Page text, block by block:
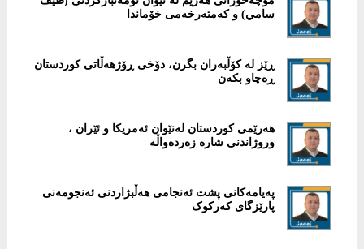
سامي) و کەمتەرخەمی خۆماندا
ڕێز لە کۆڵبەران بگرن، دۆخی ڕۆژهەڵاتی کوردستان
ڕەچاو بکەن
هەرێمی کوردستان لەنێوان ئەمریکا و ئێران ،
وروژاندنی شارە زەردەواڵە
پەیامەکانی پشت ئەنجامی هەڵبژاردنی ئەنجومەنی
پارێزگای کەرکوک